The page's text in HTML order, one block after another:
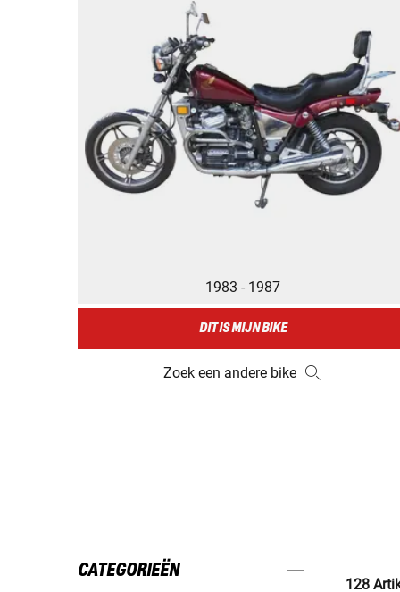
1983 - 1987
DIT IS MIJN BIKE
Zoek een andere bike
CATEGORIEËN
128